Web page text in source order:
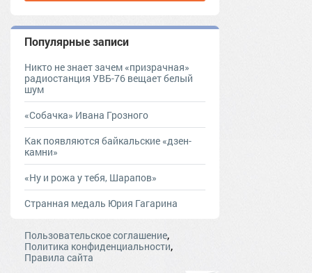
Популярные записи
Никто не знает зачем «призрачная»
радиостанция УВБ-76 вещает белый
шум
«Собачка» Ивана Грозного
Как появляются байкальские «дзен-
камни»
«Ну и рожа у тебя, Шарапов»
Странная медаль Юрия Гагарина
Пользовательское соглашение,
Политика конфиденциальности,
Правила сайта